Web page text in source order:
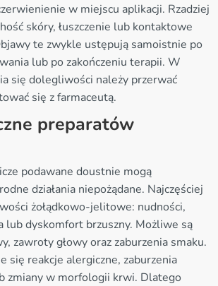
w miejscu aplikacji. Rzadziej
skóry, łuszczenie lub kontaktowe
te zwykle ustępują samoistnie po
lub po zakończeniu terapii. W
się dolegliwości należy przerwać
się z farmaceutą.
preparatów
podawane doustnie mogą
działania niepożądane. Najczęściej
żołądkowo-jelitowe: nudności,
lub dyskomfort brzuszny. Możliwe są
zawroty głowy oraz zaburzenia smaku.
się reakcje alergiczne, zaburzenia
zmiany w morfologii krwi. Dlatego